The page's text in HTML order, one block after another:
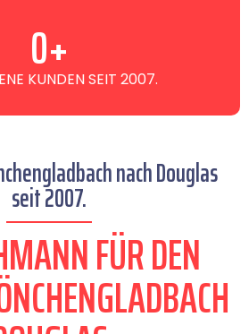
KUNDEN SEIT 2007.
0+
nach Douglas
seit 2007.
FÜR DEN